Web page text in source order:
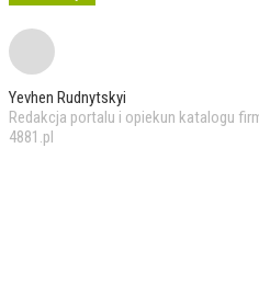
Yevhen Rudnytskyi
Redakcja portalu i opiekun katalogu
4881.pl